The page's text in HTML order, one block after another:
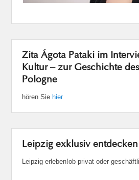
Zita Ágota Pataki im
Kultur – zur Geschichte
Pologne
hören Sie hier
Leipzig exklusiv
Leipzig erleben!ob privat oder